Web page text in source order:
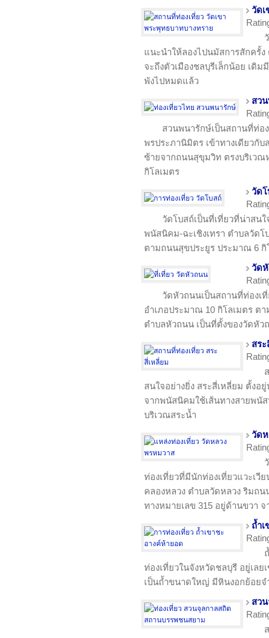
วัดเ
แนะนำให้ลองไปนมัสการสักครั้
จะถึงตัวเมืองชลบุรีเล็กน้อย เดิ
พังไปหมดแล้ว
สว
สวนพนารักษ์เป็นสถานที่ท่อ
พรประภานิมิตร เข้าทางเดียว
ซ้ายจากถนนสุขุมวิท ตรงบริเวณ
กิโลเมตร
วัด
วัดโบสถ์เป็นที่เที่ยวที่น่าสน
พนัสนิคม-ฉะเชิงเทรา ตำบลวัด
ตามถนนสุขประยูร ประมาณ 6 กิ
วัด
วัดหัวถนนเป็นสถานที่ท่องเ
อำเภอประมาณ 10 กิโลเมตร ต
ตำบลหัวถนน เป็นที่ตั้งของวัดหั
สร
สนใจอย่างยิ่ง สระสี่เหลี่ยม ตั้งอ
จากพนัสนิคมใช้เส้นทางสายพนั
บริเวณสระน้ำ
วัด
ท่องเที่ยวที่มีนักท่องเที่ยวแวะเวี
คลองหลวง ตำบลวัดหลวง ริมถ
ทางหมายเลข 315 อยู่ด้านขวา
ถ้ำ
ท่องเที่ยวในจังหวัดชลบุรี อยู่เลย
เป็นถ้ำขนาดใหญ่ มีหินงอกย้อยจ
สว